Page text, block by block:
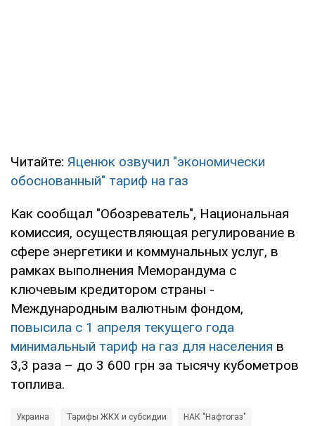
Читайте: Яценюк озвучил "экономически
обоснованный" тариф на газ
Как сообщал "Обозреватель", Национальная
комиссия, осуществляющая регулирование в
сфере энергетики и коммунальных услуг, в
рамках выполнения Меморандума с
ключевым кредитором страны -
Международным валютным фондом,
повысила с 1 апреля текущего года
минимальный тариф на газ для населения в
3,3 раза – до 3 600 грн за тысячу кубометров
топлива.
Украина Тарифы ЖКХ и субсидии НАК "Нафтогаз"